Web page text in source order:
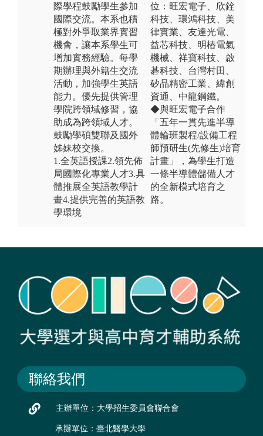
際學程鼓勵學生參加
國際交流。本系也積
極對外爭取業界實習
機會，讓本系學生可
增加實務經驗。每學
期辦理與外籍生交流
活動，加強學生英語
能力。優先提供管理
學院跨領域修習，協
助成為跨領域人才。
鼓勵學碩雙聯及國外
姊妹校交換。
1.全英語授課2.領先佈
局國際化專業人才3.具
體推展全英語教學計
畫4.提供完善的英語教
學環境
位：旺宏電子、欣銓
科技、環鴻科技、美
律實業、友達光電、
益芯科技、明樁電氣
機械、祥寶科技、啟
碁科技、台灣村田、
矽品精密工業、緯創
資通、中龍鋼鐵。
◆與旺宏電子合作
「五年一貫先進半導
體輪班製程/設備工程
師預研生(先修生)培育
計畫」，為學生打造
一條半導體儲備人才
的全新模式培育之
路。
聯絡我們
主辦單位：大學招生委員會聯合會
承辦單位：臺北醫學大學